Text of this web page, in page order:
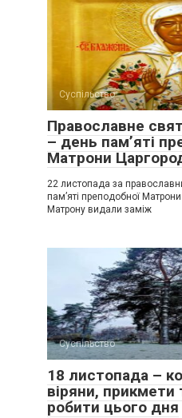
Суспільство
Православне
– день пам’яті
Матрони
22 листопада за
пам’яті преподобної
Матрону видали заміж
Суспільство
18 листопада –
віряни,
робити цього дня